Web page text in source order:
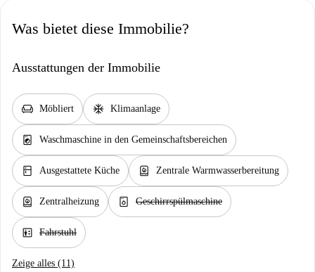
Was bietet diese Immobilie?
Ausstattungen der Immobilie
chair Möbliert ac_unit Klimaanlage
local_laundry_service Waschmaschine in den Gemeinschaftsbereichen
kitchen Ausgestattete Küche water_heater Zentrale Warmwasserbereitung
water_heater Zentralheizung dishwasher_gen Geschirrspülmaschine
elevator Fahrstuhl
Zeige alles (11)